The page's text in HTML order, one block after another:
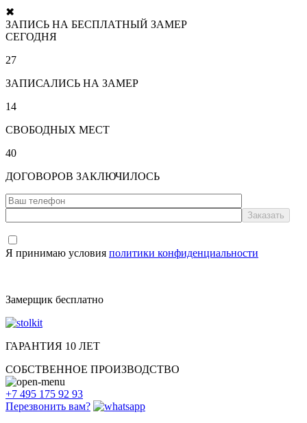
✖
ЗАПИСЬ НА БЕСПЛАТНЫЙ ЗАМЕР
СЕГОДНЯ
27
ЗАПИСАЛИСЬ НА ЗАМЕР
14
СВОБОДНЫХ МЕСТ
40
ДОГОВОРОВ ЗАКЛЮЧИЛОСЬ
Я принимаю условия политики конфиденциальности
Замерщик бесплатно
ГАРАНТИЯ 10 ЛЕТ
СОБСТВЕННОЕ ПРОИЗВОДСТВО
+7 495 175 92 93
Перезвонить вам?